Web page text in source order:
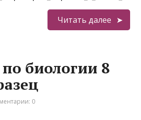
Читать далее
биологии 8
0